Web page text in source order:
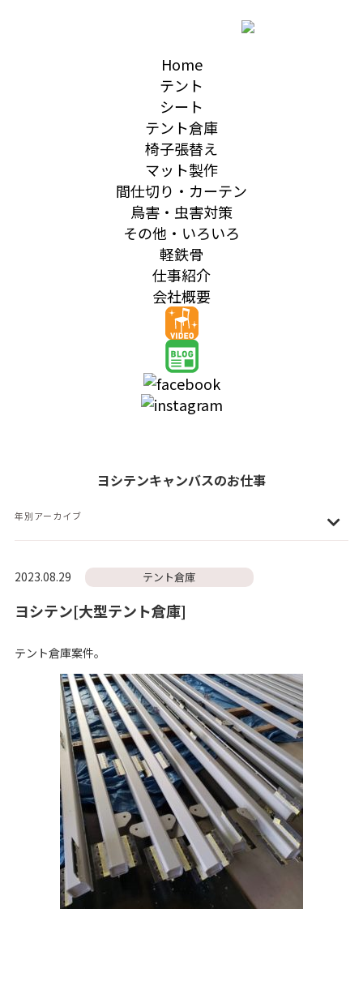
Home
テント
シート
テント倉庫
椅子張替え
マット製作
間仕切り・カーテン
鳥害・虫害対策
その他・いろいろ
軽鉄骨
仕事紹介
会社概要
ヨシテンキャンバスのお仕事
年別アーカイブ
2023.08.29 テント倉庫
ヨシテン[大型テント倉庫]
テント倉庫案件。